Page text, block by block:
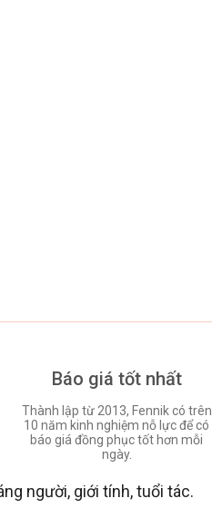
Báo giá tốt nhất
Thành lập từ 2013, Fennik có trên
10 năm kinh nghiệm nỗ lực để có
báo giá đồng phục tốt hơn mỗi
ngày.
người, giới tính, tuổi tác.